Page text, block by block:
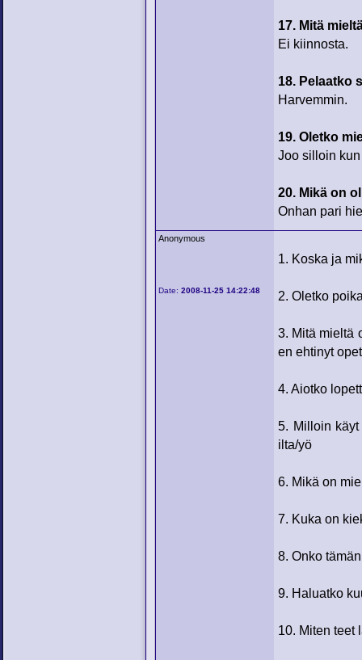
17. Mitä
Ei kiinnosta.
18. Pelaatko
Harvemmin.
19. Oletko
Joo silloin
20. Mikä on
Onhan pari
Anonymous
Date:2008-11-25 14:22:48
1. Koska ja
2. Oletko
3. Mitä mieltä
en ehtinyt
4. Aiotko
5. Milloin
ilta/yö
6. Mikä on
7. Kuka on
8. Onko
9. Haluatko
10. Miten teet